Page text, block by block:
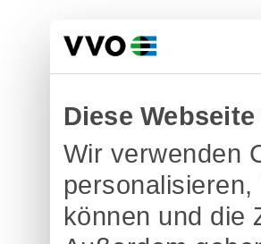
Diese
Wir verwenden
können und die